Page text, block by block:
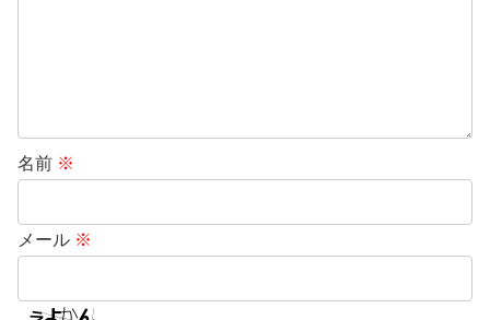
名前 ※
メール ※